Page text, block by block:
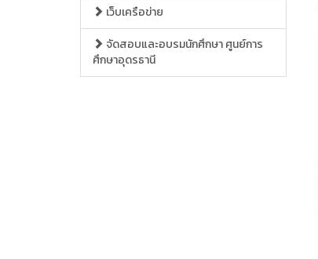
เว็บเครือข่าย
จัดสอบและอบรมนักศึกษา ศูนย์การ
ศึกษาอุดรธานี